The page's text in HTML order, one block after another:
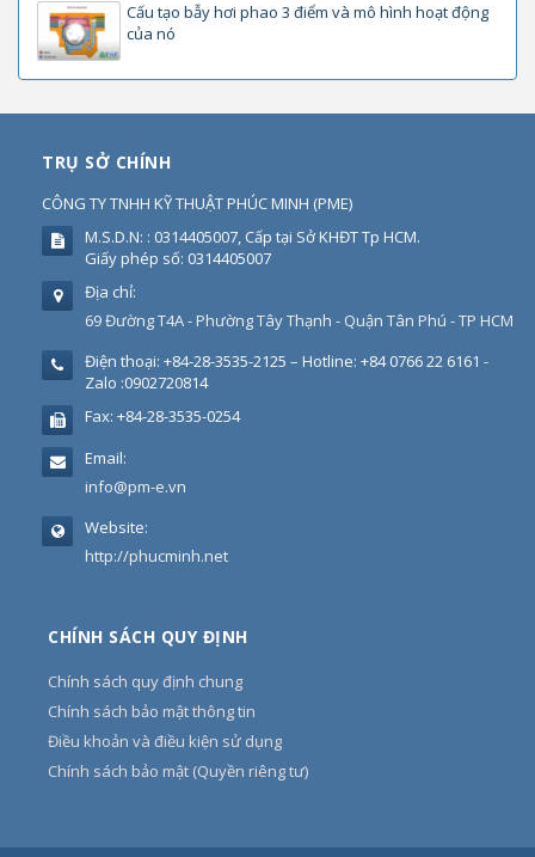
Cấu tạo bẫy hơi phao 3 điểm và mô hình hoạt động
của nó
TRỤ SỞ CHÍNH
CÔNG TY TNHH KỸ THUẬT PHÚC MINH (PME)
M.S.D.N: : 0314405007, Cấp tại Sở KHĐT Tp HCM.
Giấy phép số: 0314405007
Địa chỉ:
69 Đường T4A - Phường Tây Thạnh - Quận Tân Phú - TP HCM
Điện thoại: +84-28-3535-2125 – Hotline: +84 0766 22 6161 -
Zalo :0902720814
Fax: +84-28-3535-0254
Email:
info@pm-e.vn
Website:
http://phucminh.net
CHÍNH SÁCH QUY ĐỊNH
Chính sách quy định chung
Chính sách bảo mật thông tin
Điều khoản và điều kiện sử dụng
Chính sách bảo mật (Quyền riêng tư)